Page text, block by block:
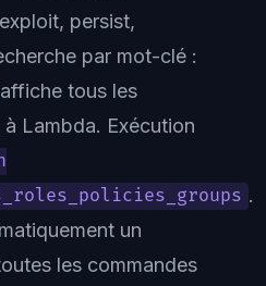
persist,
par mot-clé :
affiche tous les
Lambda. Exécution
.
un
les commandes